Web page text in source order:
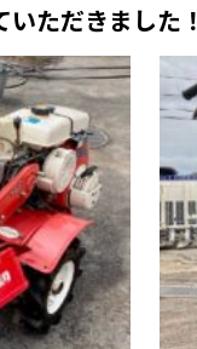
ただきました！